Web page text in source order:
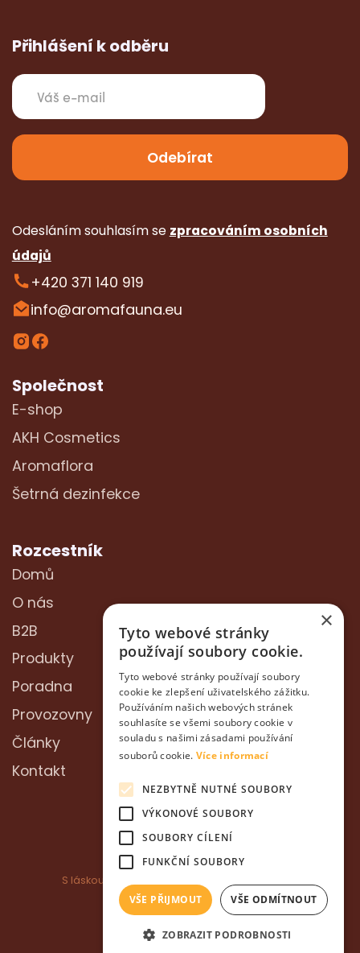
Společnost
E-shop
AKH Cosmetics
Aromaflora
Šetrná dezinfekce
Rozcestník
Domů
O nás
B2B
Produkty
Poradna
Provozovny
Články
Kontakt
Přihlášení k odběru
Odesláním souhlasím se zpracováním osobních
údajů
+420 371 140 919
info@aromafauna.eu
S láskou k zvířatům ❤️ ©2022 Service AKH s.r.o.
Ochrana osobních údajů
VytvořilJan Vodvarka
×
Tyto webové stránky
používají soubory cookie.
Tyto webové stránky používají soubory
cookie ke zlepšení uživatelského zážitku.
Používáním našich webových stránek
souhlasíte se všemi soubory cookie v
souladu s našimi zásadami používání
souborů cookie. Více informací
NEZBYTNĚ NUTNÉ SOUBORY
VÝKONOVÉ SOUBORY
SOUBORY CÍLENÍ
FUNKČNÍ SOUBORY
VŠE PŘIJMOUT VŠE ODMÍTNOUT
ZOBRAZIT PODROBNOSTI